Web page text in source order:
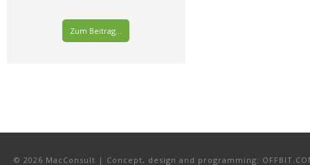
Zum Beitrag...
© 2026 MacConsult | Concept, design and programming: